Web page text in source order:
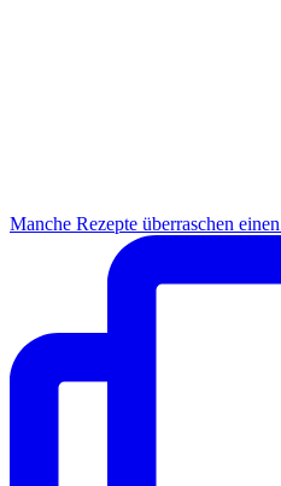
Manche Rezepte überraschen